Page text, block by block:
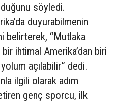
söyledi.
duyurabilmenin
belirterek, “Mutlaka
bir ihtimal Amerika’dan biri
açılabilir” dedi.
ilgili olarak adım
genç sporcu, ilk